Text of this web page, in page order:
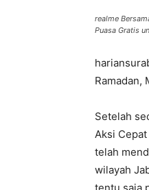
realme
Puasa Gratis
Ramadan,
Setelah
Aksi
telah
wilayah